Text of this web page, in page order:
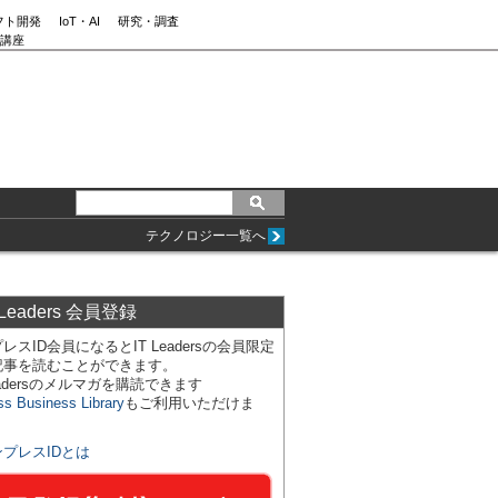
ト開発 IoT・AI
研究・調査
座
テクノロジー一覧へ
会員登録
スID会員になるとIT Leadersの会員限定
を読むことができます。
のメルマガを購読できます
Business Libraryもご利用いただけま
プレスIDとは